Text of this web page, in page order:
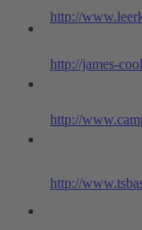
http://
http://james-
http://
http://